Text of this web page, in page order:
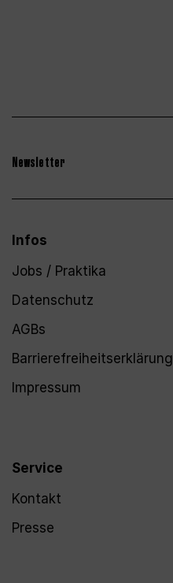
Newsletter
Infos
Jobs / Praktika
Datenschutz
AGBs
Barrierefreiheitserklärung
Impressum
Service
Kontakt
Presse